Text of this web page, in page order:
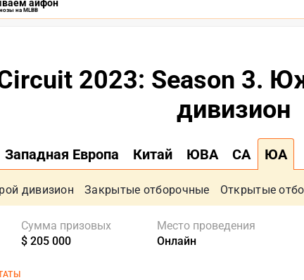
айфон
на MLBB
2023: Season 3.
дивизион
Западная Европа Китай ЮВА СА ЮА
дивизион Закрытые отборочные Открытые
Сумма призовых
$ 205 000
Место проведения
Онлайн